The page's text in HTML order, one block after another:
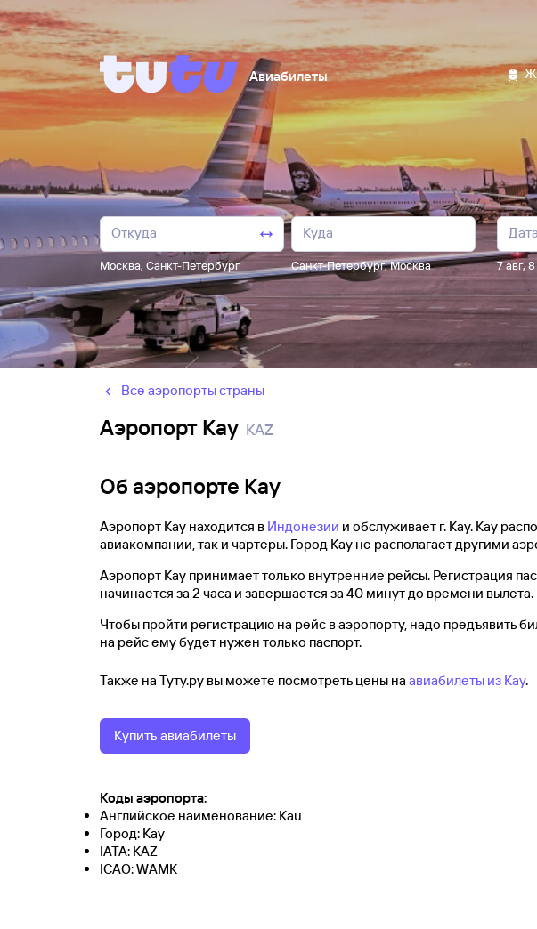
Авиабилеты
Москва, Санкт-Петербург Санкт-Петербург,Москва 7 авг, 8
Все аэропорты страны
Аэропорт Кау KAZ
Об аэропорте Кау
Аэропорт Кау находится в Индонезии и обслуживает г. Кау. Кау
авиакомпании, так и чартеры. Город Кау не располагает другими
Аэропорт Кау принимает только внутренние рейсы. Регистрация
начинается за 2 часа и завершается за 40 минут до времени вылета.
Чтобы пройти регистрацию на рейс в аэропорту, надо предъявить
на рейс ему будет нужен только паспорт.
Также на Туту.ру вы можете посмотреть цены на авиабилеты из Кау.
Купить авиабилеты
Коды аэропорта:
Английское наименование: Kau
Город: Кау
IATA: KAZ
ICAO: WAMK